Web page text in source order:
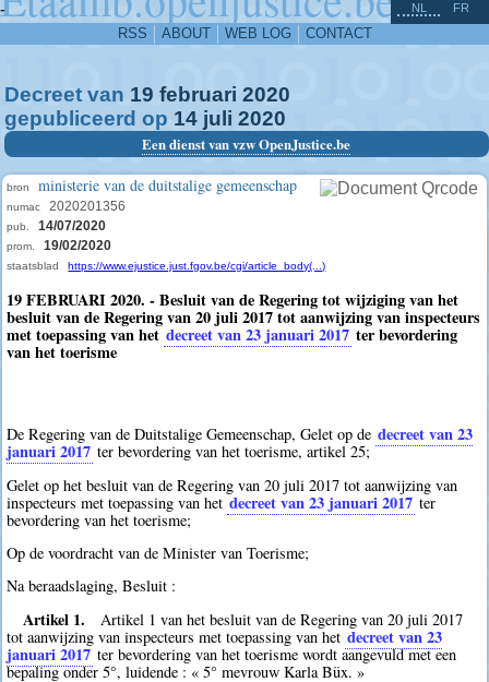
-
RSS ABOUT WEB LOG CONTACT
NL FR
Decreet van 19 februari 2020
gepubliceerd op 14 juli 2020
Een dienst van vzw OpenJustice.be
bron ministerie van de duitstalige gemeenschap
numac 2020201356
pub. 14/07/2020
prom. 19/02/2020
staatsblad https://www.ejustice.just.fgov.be/cgi/article_body(...)
19 FEBRUARI 2020. - Besluit van de Regering tot wijziging van het
besluit van de Regering van 20 juli 2017 tot aanwijzing van inspecteurs
met toepassing van het decreet van 23 januari 2017 ter bevordering
van het toerisme
De Regering van de Duitstalige Gemeenschap, Gelet op de decreet van 23
januari 2017 ter bevordering van het toerisme, artikel 25;
Gelet op het besluit van de Regering van 20 juli 2017 tot aanwijzing van
inspecteurs met toepassing van het decreet van 23 januari 2017 ter
bevordering van het toerisme;
Op de voordracht van de Minister van Toerisme;
Na beraadslaging, Besluit :
Artikel 1.
Artikel 1 van het besluit van de Regering van 20 juli 2017
tot aanwijzing van inspecteurs met toepassing van het decreet van 23
januari 2017 ter bevordering van het toerisme wordt aangevuld met een
bepaling onder 5°, luidende : « 5° mevrouw Karla Büx. »
^